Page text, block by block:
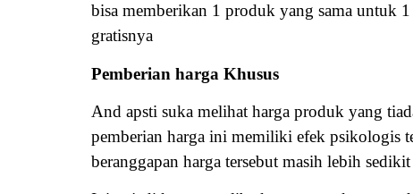
bisa memberikan 1 produk yang sama untuk
gratisnya
Pemberian harga Khusus
And apsti suka melihat harga produk yang
pemberian harga ini memiliki efek psikologis
beranggapan harga tersebut masih lebih